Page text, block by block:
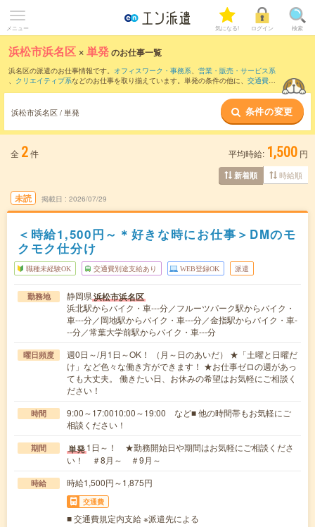
メニュー 気になる! ログイン 検索
浜松市浜名区 ×単発のお仕事一覧
浜名区の派遣のお仕事情報です。 オフィスワーク・事務系、 営業・販売・サービス系
、 クリエイティブ系などのお仕事を取り揃えています。単発の条件の他に、 交通費別
浜松市浜名区 / 単発 条件の変更
全 2件 平均時給: 1,500 円
新着順 時給順
未読 掲載日 2026/07/29
＜時給1,500円～＊好きな時にお仕事＞DMのモ
クモク仕分け
職種未経験OK 交通費別途支給あり WEB登録OK 派遣
勤務地 静岡県浜松市浜名区
浜北駅からバイク・車---分／フルーツパーク駅からバイク・
車---分／岡地駅からバイク・車---分／金指駅からバイク・車-
--分／常葉大学前駅からバイク・車---分
曜日頻度
週0日～/月1日～OK！ （月～日のあいだ） ★「土曜と日曜だ
け」など色々な働き方ができます！ ★お仕事ゼロの週があっ
ても大丈夫。 働きたい日、お休みの希望はお気軽にご相談く
ださい！
時間
9:00～17:0010:00～19:00 など■ 他の時間帯もお気軽にご
相談ください！
期間 単発1日～！ ★勤務開始日や期間はお気軽にご相談くださ
い！ ＃8月～ ＃9月～
時給 時給1,500円～1,875円
交通費
■ 交通費規定内支給 ※派遣先による